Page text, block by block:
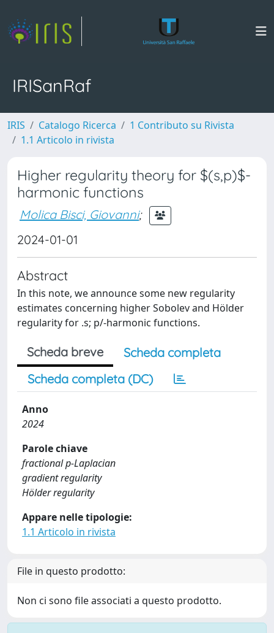
IRISanRaf
IRIS Catalogo Ricerca
1 Contributo su Rivista
1.1 Articolo in rivista
Higher regularity theory for $(s,p)$-
harmonic functions
Molica Bisci, Giovanni;
2024-01-01
Abstract
In this note, we announce some new regularity
estimates concerning higher Sobolev and Hölder
regularity for .s; p/-harmonic functions.
Scheda breve
Scheda completa
Scheda completa (DC)
Anno
2024
Parole chiave
fractional p-Laplacian
gradient regularity
Hölder regularity
Appare nelle tipologie:
1.1 Articolo in rivista
File in questo prodotto:
Non ci sono file associati a questo prodotto.